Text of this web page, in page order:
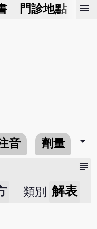
門診地點 預
menu
音 劑量 arrow_drop_down
subject
類別 解表